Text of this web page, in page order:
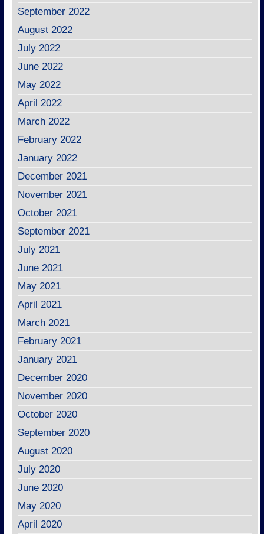
September 2022
August 2022
July 2022
June 2022
May 2022
April 2022
March 2022
February 2022
January 2022
December 2021
November 2021
October 2021
September 2021
July 2021
June 2021
May 2021
April 2021
March 2021
February 2021
January 2021
December 2020
November 2020
October 2020
September 2020
August 2020
July 2020
June 2020
May 2020
April 2020